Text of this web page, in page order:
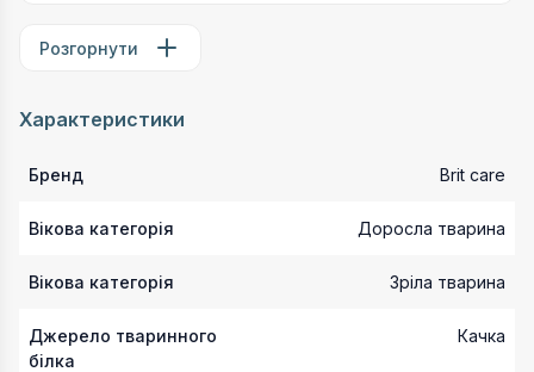
Розгорнути
Характеристики
Бренд Brit care
Вікова категорія Доросла тварина
Вікова категорія Зріла тварина
Джерело тваринного
білка
Качка